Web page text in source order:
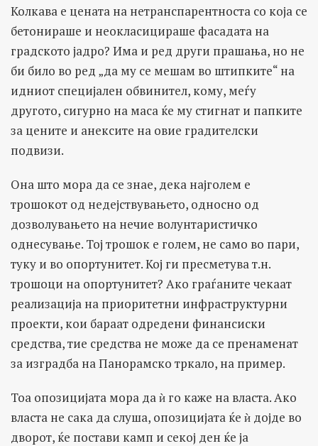
Колкава е цената на нетранспарентноста со која се
бетонираше и неокласицираше фасадата на
градското јадро? Има и ред други прашања, но не
би било во ред „да му се мешам во штипките“ на
идниот специјален обвинител, кому, меѓу
другото, сигурно на маса ќе му стигнат и папките
за цените и анексите на овие градителски
подвизи.
Она што мора да се знае, дека најголем е
трошокот од недејствувањето, односно од
дозволувањето на нечие волунтаристичко
однесување. Тој трошок е голем, не само во пари,
туку и во опортунитет. Кој ги пресметува т.н.
трошоци на опортунитет? Ако граѓаните чекаат
реализација на приоритетни инфраструктурни
проекти, кои бараат одредени финансиски
средства, тие средства не може да се пренаменат
за изградба на Панорамско тркало, на пример.
Тоа опозицијата мора да ѝ го каже на власта. Ако
власта не сака да слуша, опозицијата ќе ѝ дојде во
дворот, ќе постави камп и секој ден ќе ја